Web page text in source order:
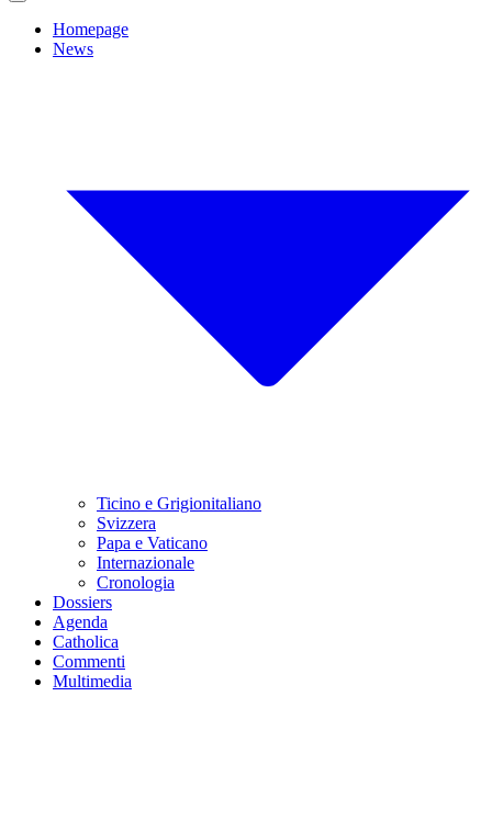
Homepage
News
Ticino e Grigionitaliano
Svizzera
Papa e Vaticano
Internazionale
Cronologia
Dossiers
Agenda
Catholica
Commenti
Multimedia